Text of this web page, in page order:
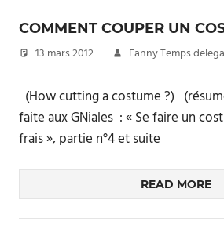
COMMENT COUPER UN
13 mars 2012 Fanny Temps
(How cutting a costume ?)
faite aux GNiales : « Se faire un
frais », partie n°4 et suite
READ MORE